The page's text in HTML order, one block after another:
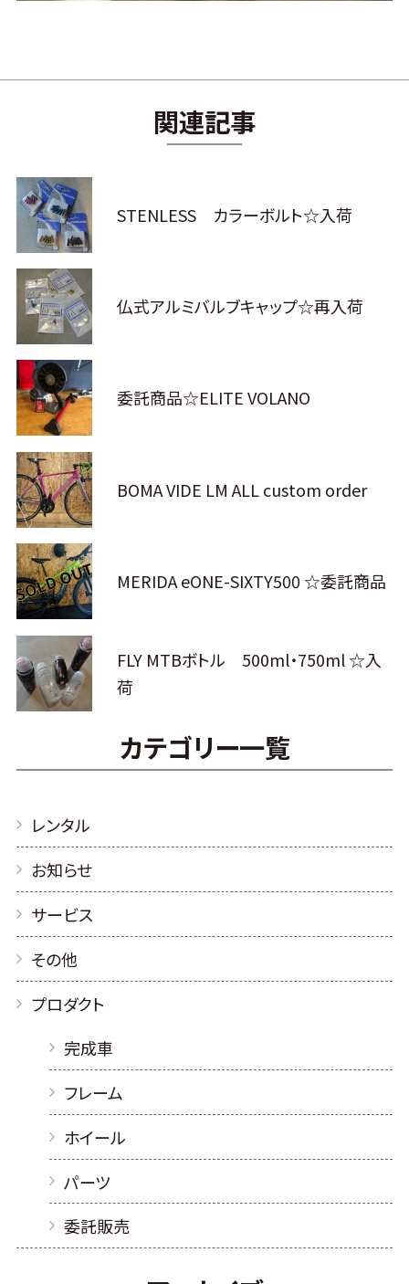
関連記事
STENLESS カラーボルト☆入荷
仏式アルミバルブキャップ☆再入荷
委託商品☆ELITE VOLANO
BOMA VIDE LM ALL custom order
MERIDA eONE-SIXTY500 ☆委託商品
FLY MTBボトル 500ml・750ml ☆入
荷
カテゴリー一覧
レンタル
お知らせ
サービス
その他
プロダクト
完成車
フレーム
ホイール
パーツ
委託販売